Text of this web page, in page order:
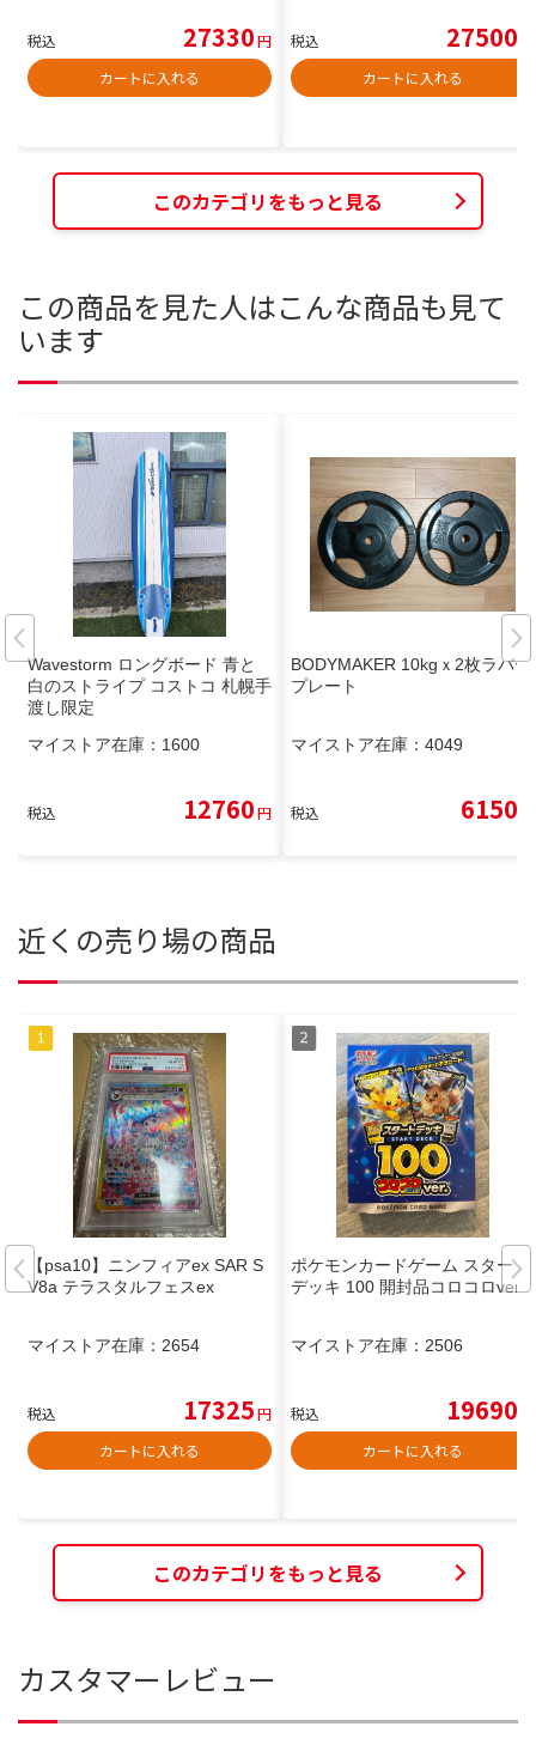
税込 27330円
カートに入れる
税込 27500
カートに入れる
このカテゴリをもっと見る
この商品を見た人はこんな商品も見て
います
Wavestorm ロングボード 青と
白のストライプ コストコ 札幌手
渡し限定
マイストア在庫： 1600
税込 12760円
BODYMAKER 10kgｘ2枚ラバー
プレート
マイストア在庫： 4049
税込 6150
近くの売り場の商品
【psa10】ニンフィアex SAR S
V8a テラスタルフェスex
マイストア在庫： 2654
税込 17325円
カートに入れる
ポケモンカードゲーム スタート
デッキ 100 開封品コロコロver.
マイストア在庫： 2506
税込 19690
カートに入れる
このカテゴリをもっと見る
カスタマーレビュー